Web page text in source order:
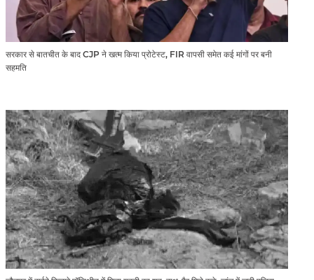
सरकार से बातचीत के बाद CJP ने खत्म किया प्रोटेस्ट, FIR वापसी समेत कई मांगों पर बनी
सहमति